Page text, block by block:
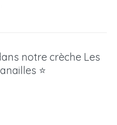
notre crèche Les
⭐